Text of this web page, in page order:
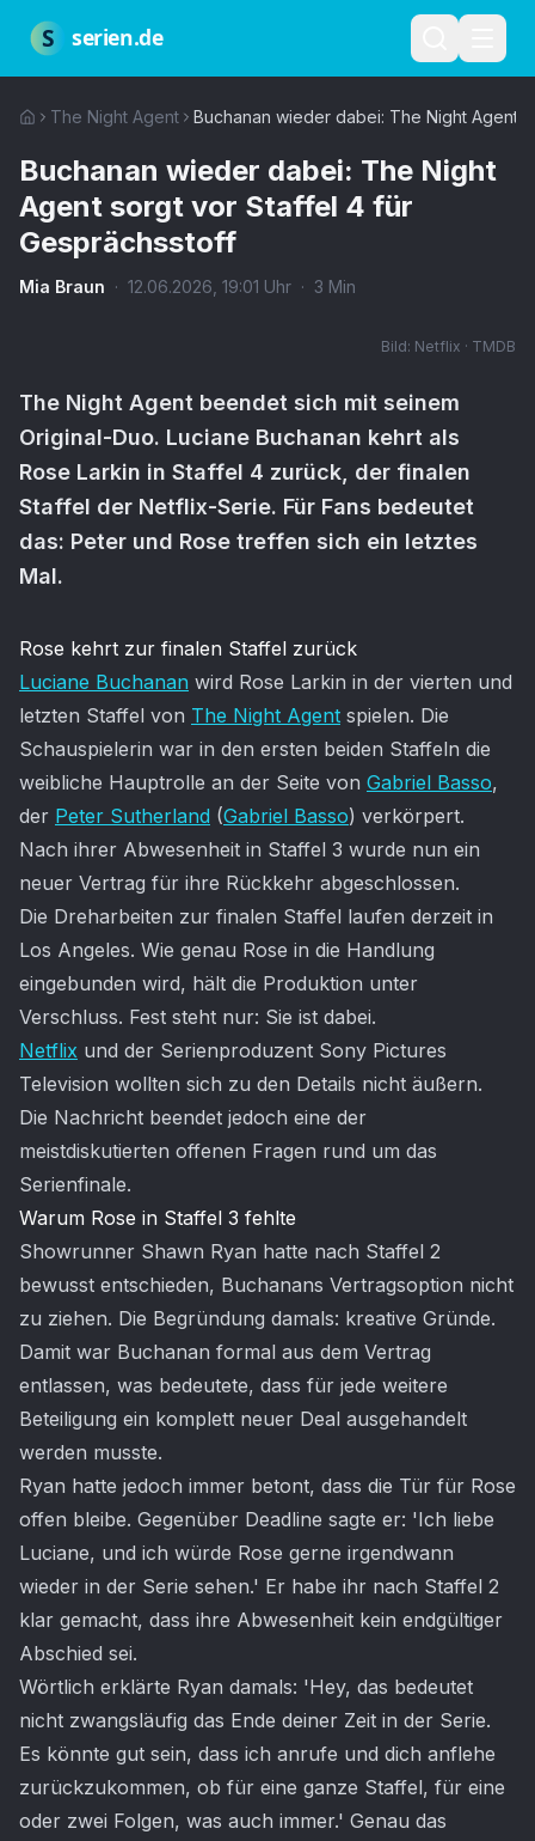
S serien.de
The Night Agent Buchanan wieder dabei: The Night Agent
Buchanan wieder dabei: The Night
Agent sorgt vor Staffel 4 für
Gesprächsstoff
Mia Braun · 12.06.2026 19:01 Uhr · 3 Min
Bild: Netflix · TMDB
The Night Agent beendet sich mit seinem
Original-Duo. Luciane Buchanan kehrt als
Rose Larkin in Staffel 4 zurück, der finalen
Staffel der Netflix-Serie. Für Fans bedeutet
das: Peter und Rose treffen sich ein letztes
Mal.
Artikel-Inhalt
Rose kehrt zur finalen Staffel zurück
Luciane Buchanan wird Rose Larkin in der vierten und
letzten Staffel von The Night Agent spielen. Die
Schauspielerin war in den ersten beiden Staffeln die
weibliche Hauptrolle an der Seite von Gabriel Basso,
der Peter Sutherland (Gabriel Basso) verkörpert.
Nach ihrer Abwesenheit in Staffel 3 wurde nun ein
neuer Vertrag für ihre Rückkehr abgeschlossen.
Die Dreharbeiten zur finalen Staffel laufen derzeit in
Los Angeles. Wie genau Rose in die Handlung
eingebunden wird, hält die Produktion unter
Verschluss. Fest steht nur: Sie ist dabei.
Netflix und der Serienproduzent Sony Pictures
Television wollten sich zu den Details nicht äußern.
Die Nachricht beendet jedoch eine der
meistdiskutierten offenen Fragen rund um das
Serienfinale.
Warum Rose in Staffel 3 fehlte
Showrunner Shawn Ryan hatte nach Staffel 2
bewusst entschieden, Buchanans Vertragsoption nicht
zu ziehen. Die Begründung damals: kreative Gründe.
Damit war Buchanan formal aus dem Vertrag
entlassen, was bedeutete, dass für jede weitere
Beteiligung ein komplett neuer Deal ausgehandelt
werden musste.
Ryan hatte jedoch immer betont, dass die Tür für Rose
offen bleibe. Gegenüber Deadline sagte er: 'Ich liebe
Luciane, und ich würde Rose gerne irgendwann
wieder in der Serie sehen.' Er habe ihr nach Staffel 2
klar gemacht, dass ihre Abwesenheit kein endgültiger
Abschied sei.
Wörtlich erklärte Ryan damals: 'Hey, das bedeutet
nicht zwangsläufig das Ende deiner Zeit in der Serie.
Es könnte gut sein, dass ich anrufe und dich anflehe
zurückzukommen, ob für eine ganze Staffel, für eine
oder zwei Folgen, was auch immer.' Genau das
Nutzungsbedingungen